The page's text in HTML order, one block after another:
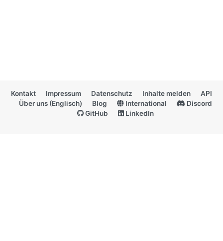
Kontakt Impressum Datenschutz Inhalte melden
API
Über uns (Englisch)
Blog International
Discord
GitHub
LinkedIn